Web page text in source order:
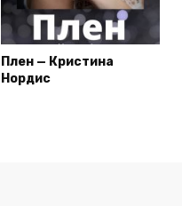
Плен — Кристина
Нордис